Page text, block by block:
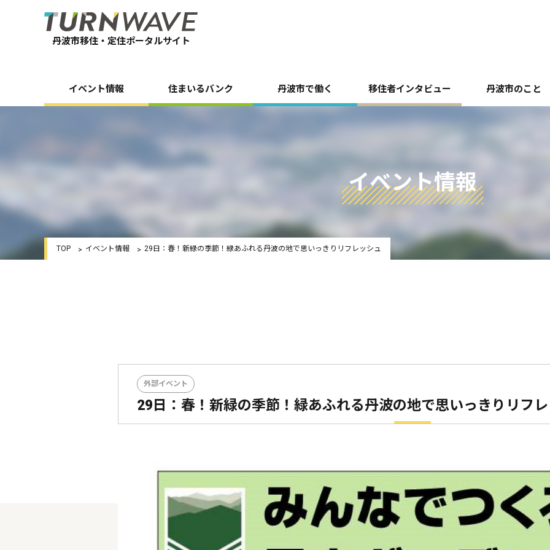
丹波市移住・定住ポータルサイト
イベント情報 住まいるバンク 丹波市で働く 移住者インタビュー 丹波市のこと
イベント情報
TOP イベント情報 29日：春！新緑の季節！緑あふれる丹波の地で思いっきりリフレッシュ
外部イベント
29日：春！新緑の季節！緑あふれる丹波の地で思いっきりリフ